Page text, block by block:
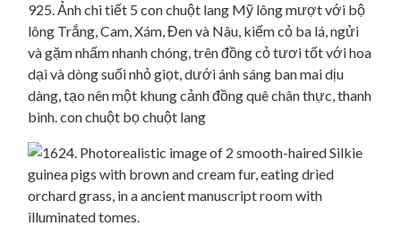
925. Ảnh chi tiết 5 con chuột lang Mỹ lông mượt với bộ
lông Trắng, Cam, Xám, Đen và Nâu, kiếm cỏ ba lá, ngửi
và gặm nhấm nhanh chóng, trên đồng cỏ tươi tốt với hoa
dại và dòng suối nhỏ giọt, dưới ánh sáng ban mai dịu
dàng, tạo nên một khung cảnh đồng quê chân thực, thanh
bình. con chuột bọ chuột lang